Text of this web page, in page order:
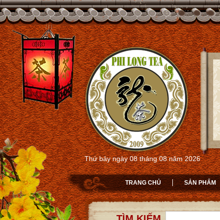
Thứ bảy ngày 08 tháng 08 năm 2026
TRANG CHỦ SẢN PHẨM